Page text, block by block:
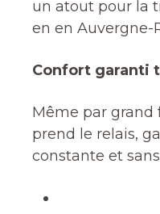
un atout pour la
en en Auvergne-
Confort garanti
Même par grand
prend le relais,
constante et